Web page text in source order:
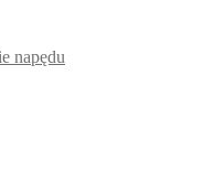
napędu